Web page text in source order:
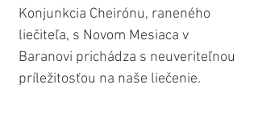
Konjunkcia Cheirónu, raneného
liečiteľa, s Novom Mesiaca v
Baranovi prichádza s neuveriteľnou
príležitosťou na naše liečenie.